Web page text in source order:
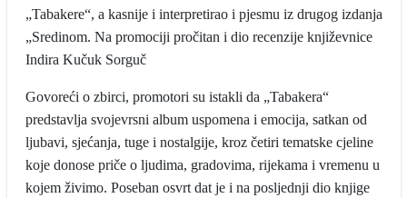
„Tabakere“, a kasnije i interpretirao i pjesmu iz drugog izdanja
„Sredinom. Na promociji pročitan i dio recenzije književnice
Indira Kučuk Sorguč
Govoreći o zbirci, promotori su istakli da „Tabakera“
predstavlja svojevrsni album uspomena i emocija, satkan od
ljubavi, sjećanja, tuge i nostalgije, kroz četiri tematske cjeline
koje donose priče o ljudima, gradovima, rijekama i vremenu u
kojem živimo. Poseban osvrt dat je i na posljednji dio knjige